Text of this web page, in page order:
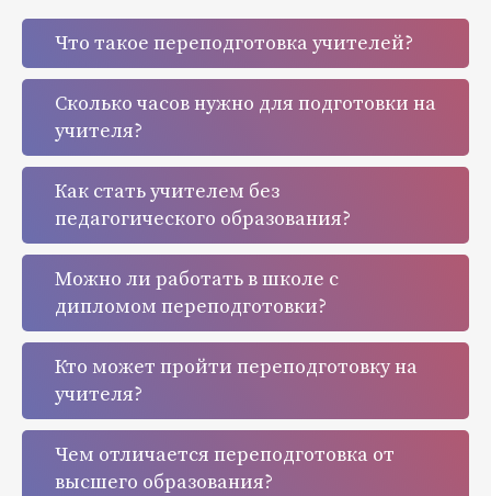
Что такое переподготовка учителей?
Сколько часов нужно для подготовки на
учителя?
Как стать учителем без
педагогического образования?
Можно ли работать в школе с
дипломом переподготовки?
Кто может пройти переподготовку на
учителя?
Чем отличается переподготовка от
высшего образования?